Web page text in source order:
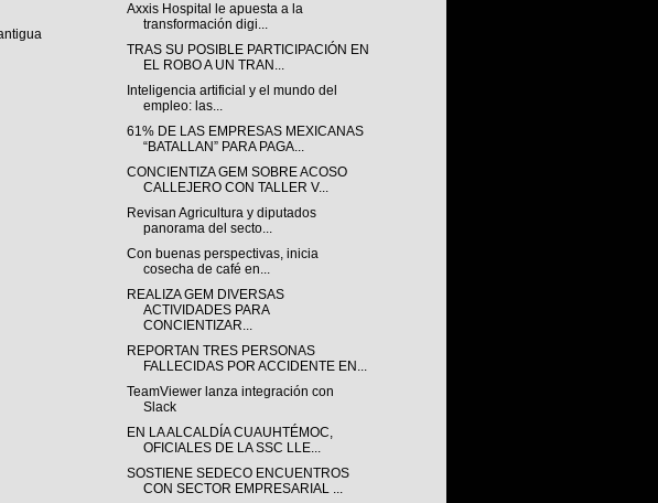
Axxis Hospital le apuesta a la
transformación digi...
TRAS SU POSIBLE PARTICIPACIÓN EN
EL ROBO A UN TRAN...
Inteligencia artificial y el mundo del
empleo: las...
61% DE LAS EMPRESAS MEXICANAS
“BATALLAN” PARA PAGA...
CONCIENTIZA GEM SOBRE ACOSO
CALLEJERO CON TALLER V...
Revisan Agricultura y diputados
panorama del secto...
Con buenas perspectivas, inicia
cosecha de café en...
REALIZA GEM DIVERSAS
ACTIVIDADES PARA
CONCIENTIZAR...
REPORTAN TRES PERSONAS
FALLECIDAS POR ACCIDENTE EN...
TeamViewer lanza integración con
Slack
EN LA ALCALDÍA CUAUHTÉMOC,
OFICIALES DE LA SSC LLE...
SOSTIENE SEDECO ENCUENTROS
CON SECTOR EMPRESARIAL ...